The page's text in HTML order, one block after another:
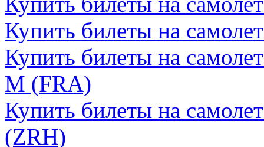
Купить билеты на
Купить билеты на
М (FRA)
Купить билеты на
(ZRH)